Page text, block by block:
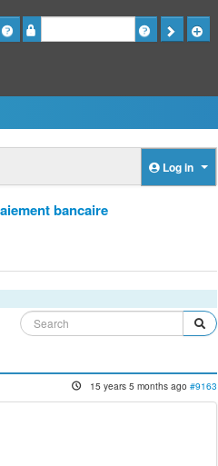
Log in
bancaire
15 years 5 months ago #9163